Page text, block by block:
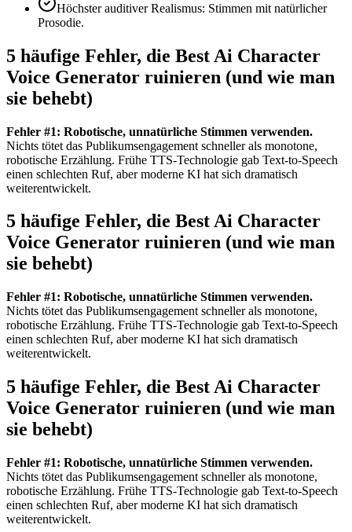
Höchster auditiver Realismus: Stimmen mit natürlicher
Prosodie.
5 häufige Fehler, die Best Ai Character
Voice Generator ruinieren (und wie man
sie behebt)
Fehler #1: Robotische, unnatürliche Stimmen verwenden.
Nichts tötet das Publikumsengagement schneller als monotone,
robotische Erzählung. Frühe TTS-Technologie gab Text-to-Speech
einen schlechten Ruf, aber moderne KI hat sich dramatisch
weiterentwickelt.
5 häufige Fehler, die Best Ai Character
Voice Generator ruinieren (und wie man
sie behebt)
Fehler #1: Robotische, unnatürliche Stimmen verwenden.
Nichts tötet das Publikumsengagement schneller als monotone,
robotische Erzählung. Frühe TTS-Technologie gab Text-to-Speech
einen schlechten Ruf, aber moderne KI hat sich dramatisch
weiterentwickelt.
5 häufige Fehler, die Best Ai Character
Voice Generator ruinieren (und wie man
sie behebt)
Fehler #1: Robotische, unnatürliche Stimmen verwenden.
Nichts tötet das Publikumsengagement schneller als monotone,
robotische Erzählung. Frühe TTS-Technologie gab Text-to-Speech
einen schlechten Ruf, aber moderne KI hat sich dramatisch
weiterentwickelt.